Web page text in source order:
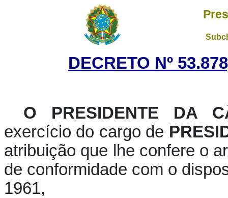
DECRETO Nº
O PRESIDENTE DA
exercício do cargo de
atribuição que lhe confere o
de conformidade com o
1961,